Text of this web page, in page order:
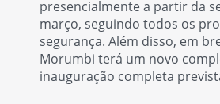
presencialmente a partir da
março, seguindo todos os
segurança. Além disso, em
Morumbi terá um novo
inauguração completa